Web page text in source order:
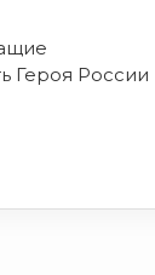
Героя России